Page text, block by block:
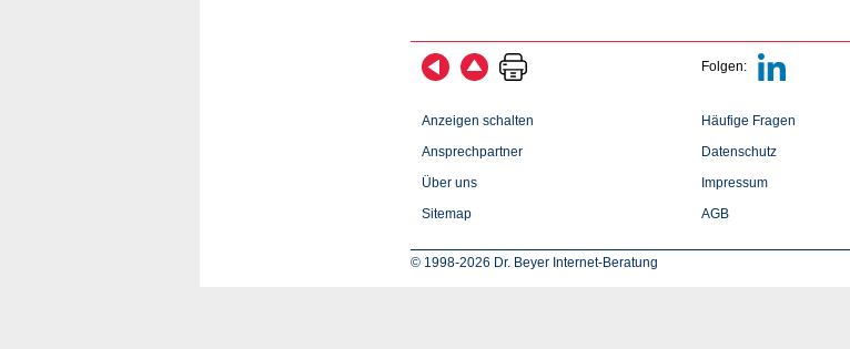
Folgen:
Anzeigen schalten
Ansprechpartner
Über uns
Sitemap
Häufige Fragen
Datenschutz
Impressum
AGB
© 1998-2026 Dr. Beyer Internet-Beratung